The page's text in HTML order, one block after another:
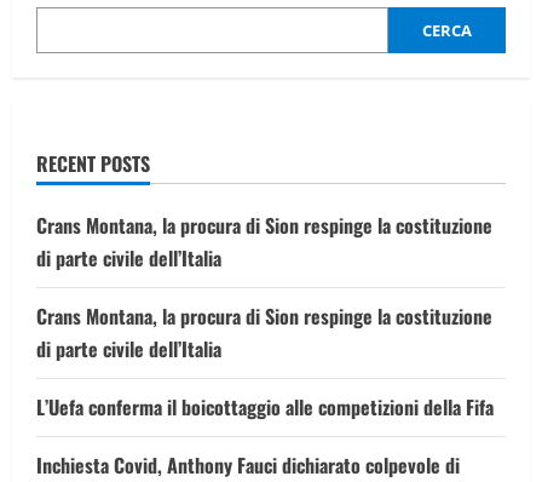
Ortega
si
CERCA
RECENT POSTS
Crans Montana, la procura di Sion respinge la costituzione
di parte civile dell’Italia
Crans Montana, la procura di Sion respinge la costituzione
di parte civile dell’Italia
L’Uefa conferma il boicottaggio alle competizioni della Fifa
Inchiesta Covid, Anthony Fauci dichiarato colpevole di